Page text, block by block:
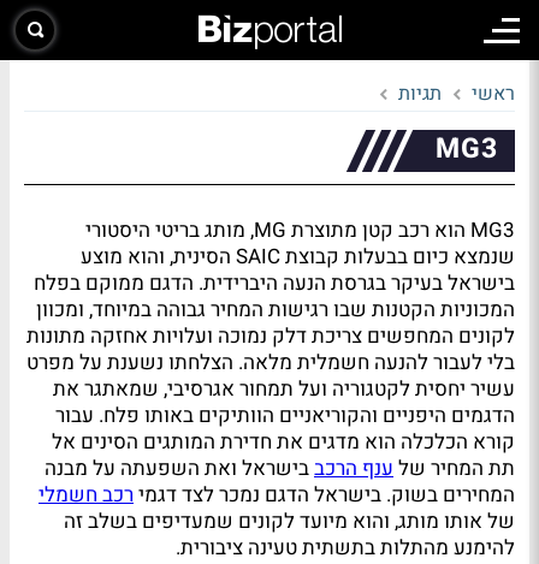
ראשי תגיות
MG3
MG3 הוא רכב קטן מתוצרת MG, מותג בריטי היסטורי
שנמצא כיום בבעלות קבוצת SAIC הסינית, והוא מוצע
בישראל בעיקר בגרסת הנעה היברידית. הדגם ממוקם בפלח
המכוניות הקטנות שבו רגישות המחיר גבוהה במיוחד, ומכוון
לקונים המחפשים צריכת דלק נמוכה ועלויות אחזקה מתונות
בלי לעבור להנעה חשמלית מלאה. הצלחתו נשענת על מפרט
עשיר יחסית לקטגוריה ועל תמחור אגרסיבי, שמאתגר את
הדגמים היפניים והקוריאניים הוותיקים באותו פלח. עבור
קורא הכלכלה הוא מדגים את חדירת המותגים הסינים אל
תת המחיר שלענף הרכבבישראל ואת השפעתה על מבנה
המחירים בשוק. בישראל הדגם נמכר לצד דגמירכב חשמלי
של אותו מותג, והוא מיועד לקונים שמעדיפים בשלב זה
להימנע מהתלות בתשתית טעינה ציבורית.